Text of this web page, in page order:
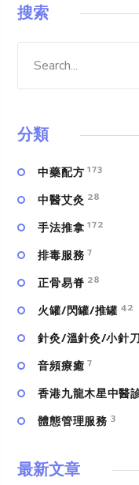
搜索
分類
中藥配方 173
中醫艾灸 28
手法推拿 172
排毒服務 7
正骨易脊 28
火罐/閃罐/推罐 42
針灸/溫針灸/小針刀
⾳頻療癒 7
香港九龍木星中醫
體態管理服務 3
最新文章